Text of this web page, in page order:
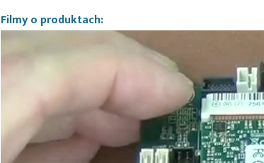
Filmy o produktach: